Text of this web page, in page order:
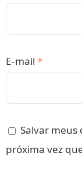
E-mail *
Salvar
próxima vez